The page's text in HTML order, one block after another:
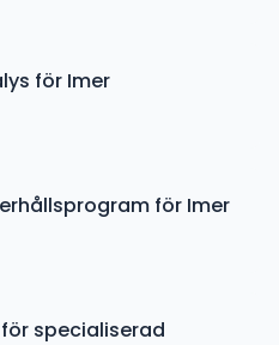
för Imer
för Imer
specialiserad